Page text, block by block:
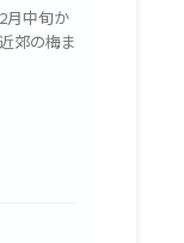
月中旬か
郊の梅ま